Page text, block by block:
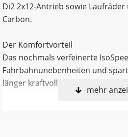
Di2 2x12-Antrieb sowie Laufräder
Carbon.
Der Komfortvorteil
Das nochmals verfeinerte
Fahrbahnunebenheiten und
länger kraftvoller in die Pedale
mehr